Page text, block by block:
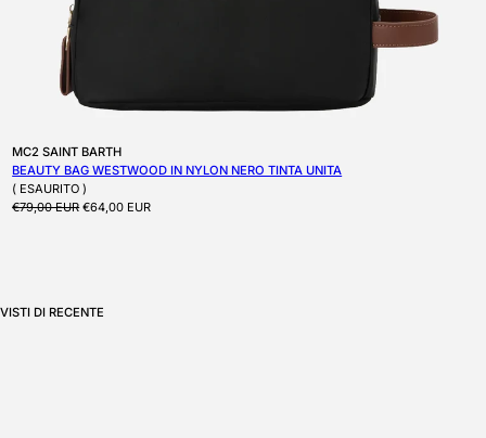
Produttore:
MC2 SAINT BARTH
BEAUTY BAG WESTWOOD IN NYLON NERO TINTA UNITA
( ESAURITO )
Prezzo di listino
€79,00 EUR Prezzo scontato
€64,00 EUR
VISTI DI RECENTE